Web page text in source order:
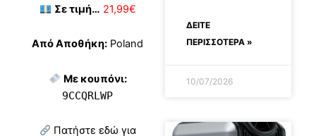
Σε τιμή… 21,99€
Από Αποθήκη: Poland
Με κουπόνι:
9CCQRLWP
Πατήστε εδώ για
ΔΕΊΤΕ
ΠΕΡΙΣΣΟΤΕΡΑ »
10/07/2026